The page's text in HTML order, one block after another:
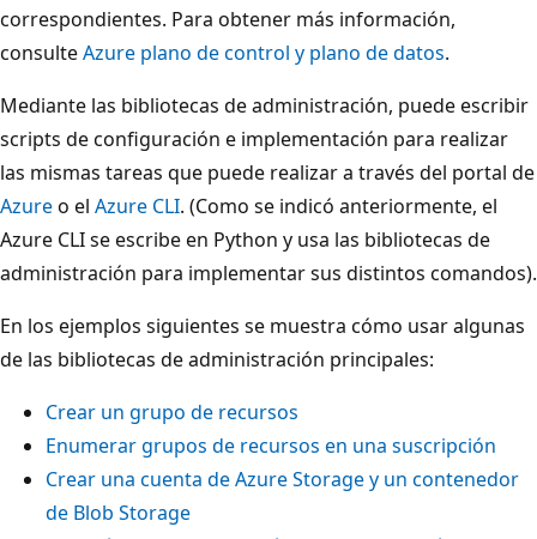
correspondientes. Para obtener más información,
consulteAzure plano de control y plano de datos.
Mediante las bibliotecas de administración, puede escribir
scripts de configuración e implementación para realizar
las mismas tareas que puede realizar a través del portal de
Azureo el Azure CLI. (Como se indicó anteriormente, el
Azure CLI se escribe en Python y usa las bibliotecas de
administración para implementar sus distintos comandos).
En los ejemplos siguientes se muestra cómo usar algunas
de las bibliotecas de administración principales:
Crear un grupo de recursos
Enumerar grupos de recursos en una suscripción
Crear una cuenta de Azure Storage y un contenedor
de Blob Storage